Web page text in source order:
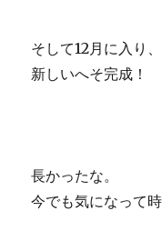
そして12月に入り、
新しいへそ完成！
長かったな。
今でも気になって